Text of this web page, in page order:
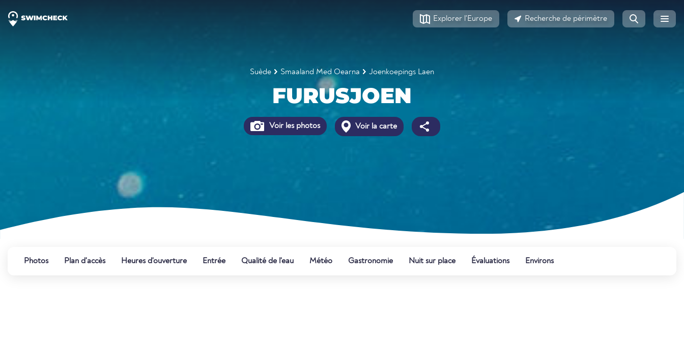
Explorer l'Europe Recherche de périmètre
Suède Smaaland Med Oearna Joenkoepings Laen
FURUSJOEN
Voir les photos Voir la carte
Photos Plan d'accès Heures d'ouverture Entrée Qualité de l'eau Météo Gastronomie Nuit sur place Évaluations Environs